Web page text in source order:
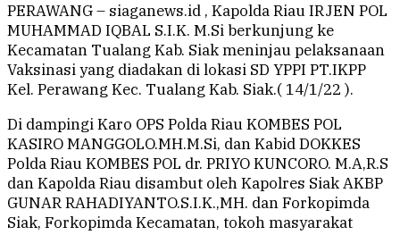
PERAWANG – siaganews.id , Kapolda Riau IRJEN POL
MUHAMMAD IQBAL S.I.K. M.Si berkunjung ke
Kecamatan Tualang Kab. Siak meninjau pelaksanaan
Vaksinasi yang diadakan di lokasi SD YPPI PT.IKPP
Kel. Perawang Kec. Tualang Kab. Siak.( 14/1/22 ).
Di dampingi Karo OPS Polda Riau KOMBES POL
KASIRO MANGGOLO.MH.M.Si, dan Kabid DOKKES
Polda Riau KOMBES POL dr. PRIYO KUNCORO. M.A,R.S
dan Kapolda Riau disambut oleh Kapolres Siak AKBP
GUNAR RAHADIYANTO.S.I.K.,MH. dan Forkopimda
Siak, Forkopimda Kecamatan, tokoh masyarakat